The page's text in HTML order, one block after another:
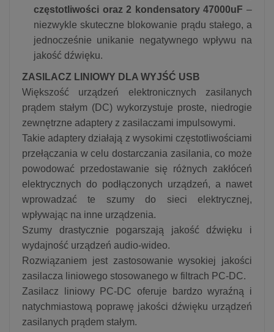
częstotliwości oraz 2 kondensatory 47000uF –
niezwykle skuteczne blokowanie prądu stałego, a
jednocześnie unikanie negatywnego wpływu na
jakość dźwięku.
ZASILACZ LINIOWY DLA WYJŚĆ USB
Większość urządzeń elektronicznych zasilanych
prądem stałym (DC) wykorzystuje proste, niedrogie
zewnętrzne adaptery z zasilaczami impulsowymi.
Takie adaptery działają z wysokimi częstotliwościami
przełączania w celu dostarczania zasilania, co może
powodować przedostawanie się różnych zakłóceń
elektrycznych do podłączonych urządzeń, a nawet
wprowadzać te szumy do sieci elektrycznej,
wpływając na inne urządzenia.
Szumy drastycznie pogarszają jakość dźwięku i
wydajność urządzeń audio-wideo.
Rozwiązaniem jest zastosowanie wysokiej jakości
zasilacza liniowego stosowanego w filtrach PC-DC.
Zasilacz liniowy PC-DC oferuje bardzo wyraźną i
natychmiastową poprawę jakości dźwięku urządzeń
zasilanych prądem stałym.